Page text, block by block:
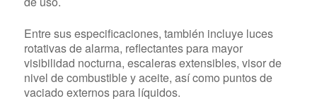
Entre sus especificaciones, también incluye luces
rotativas de alarma, reflectantes para mayor
visibilidad nocturna, escaleras extensibles, visor de
nivel de combustible y aceite, así como puntos de
vaciado externos para líquidos.